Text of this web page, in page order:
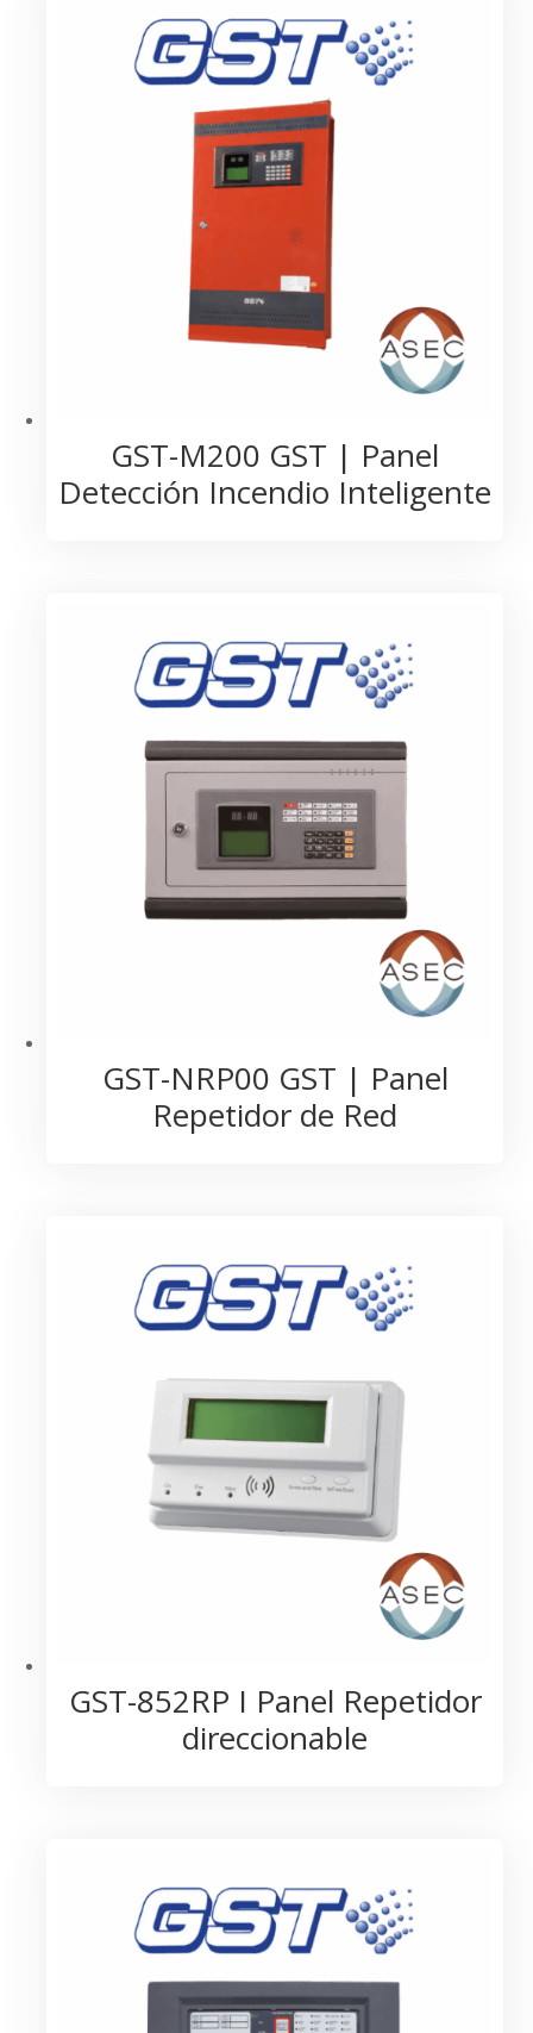
GST-M200 GST | Panel
Detección Incendio Inteligente
GST-NRP00 GST | Panel
Repetidor de Red
GST-852RP I Panel Repetidor
direccionable